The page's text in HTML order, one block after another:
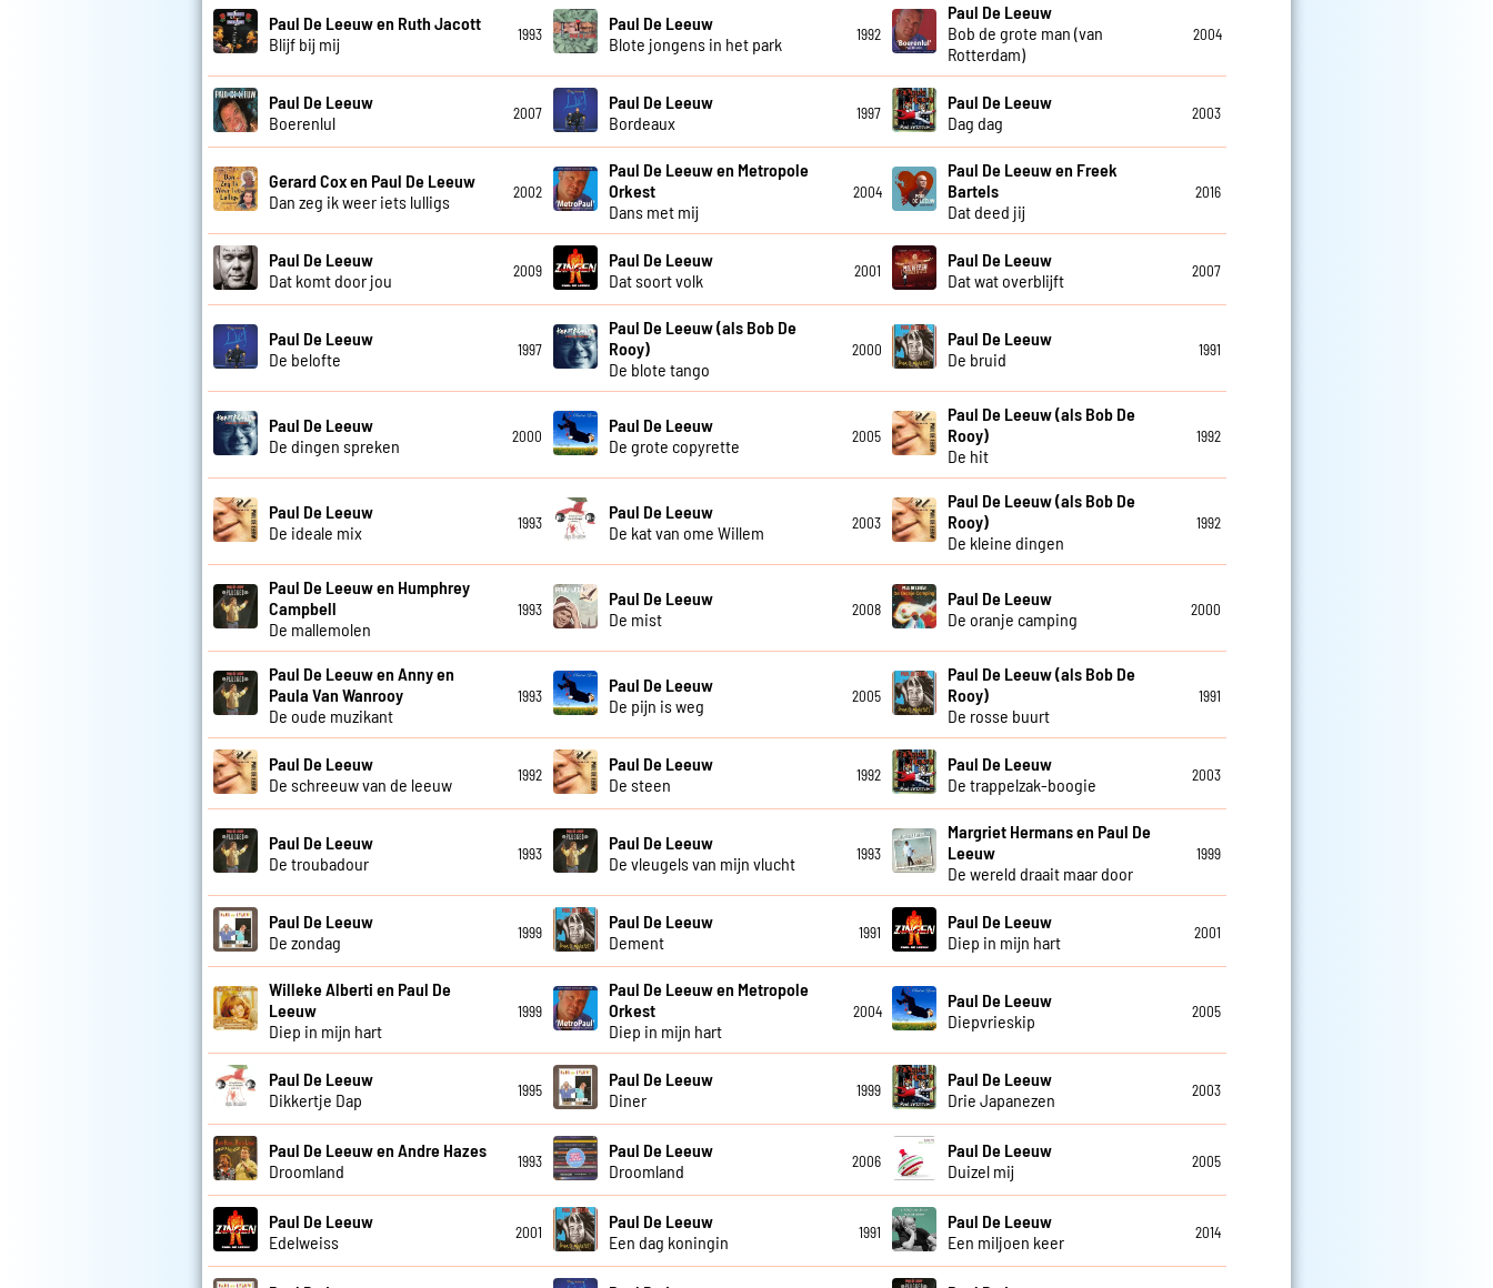
Paul De Leeuw en Ruth Jacott
Blijf bij mij
1993
Paul De Leeuw
Blote jongens in het park
1992
Paul De Leeuw
Bob de grote man (van
Rotterdam)
2004
Paul De Leeuw
Boerenlul
2007
Paul De Leeuw
Bordeaux
1997
Paul De Leeuw
Dag dag
2003
Gerard Cox en Paul De Leeuw
Dan zeg ik weer iets lulligs
2002
Paul De Leeuw en Metropole
Orkest
Dans met mij
2004
Paul De Leeuw en Freek
Bartels
Dat deed jij
2016
Paul De Leeuw
Dat komt door jou
2009
Paul De Leeuw
Dat soort volk
2001
Paul De Leeuw
Dat wat overblijft
2007
Paul De Leeuw
De belofte
1997
Paul De Leeuw (als Bob De
Rooy)
De blote tango
2000
Paul De Leeuw
De bruid
1991
Paul De Leeuw
De dingen spreken
2000
Paul De Leeuw
De grote copyrette
2005
Paul De Leeuw (als Bob De
Rooy)
De hit
1992
Paul De Leeuw
De ideale mix
1993
Paul De Leeuw
De kat van ome Willem
2003
Paul De Leeuw (als Bob De
Rooy)
De kleine dingen
1992
Paul De Leeuw en Humphrey
Campbell
De mallemolen
1993
Paul De Leeuw
De mist
2008
Paul De Leeuw
De oranje camping
2000
Paul De Leeuw en Anny en
Paula Van Wanrooy
De oude muzikant
1993
Paul De Leeuw
De pijn is weg
2005
Paul De Leeuw (als Bob De
Rooy)
De rosse buurt
1991
Paul De Leeuw
De schreeuw van de leeuw
1992
Paul De Leeuw
De steen
1992
Paul De Leeuw
De trappelzak-boogie
2003
Paul De Leeuw
De troubadour
1993
Paul De Leeuw
De vleugels van mijn vlucht
1993
Margriet Hermans en Paul De
Leeuw
De wereld draait maar door
1999
Paul De Leeuw
De zondag
1999
Paul De Leeuw
Dement
1991
Paul De Leeuw
Diep in mijn hart
2001
Willeke Alberti en Paul De
Leeuw
Diep in mijn hart
1999
Paul De Leeuw en Metropole
Orkest
Diep in mijn hart
2004
Paul De Leeuw
Diepvrieskip
2005
Paul De Leeuw
Dikkertje Dap
1995
Paul De Leeuw
Diner
1999
Paul De Leeuw
Drie Japanezen
2003
Paul De Leeuw en Andre Hazes
Droomland
1993
Paul De Leeuw
Droomland
2006
Paul De Leeuw
Duizel mij
2005
Paul De Leeuw
Edelweiss
2001
Paul De Leeuw
Een dag koningin
1991
Paul De Leeuw
Een miljoen keer
2014